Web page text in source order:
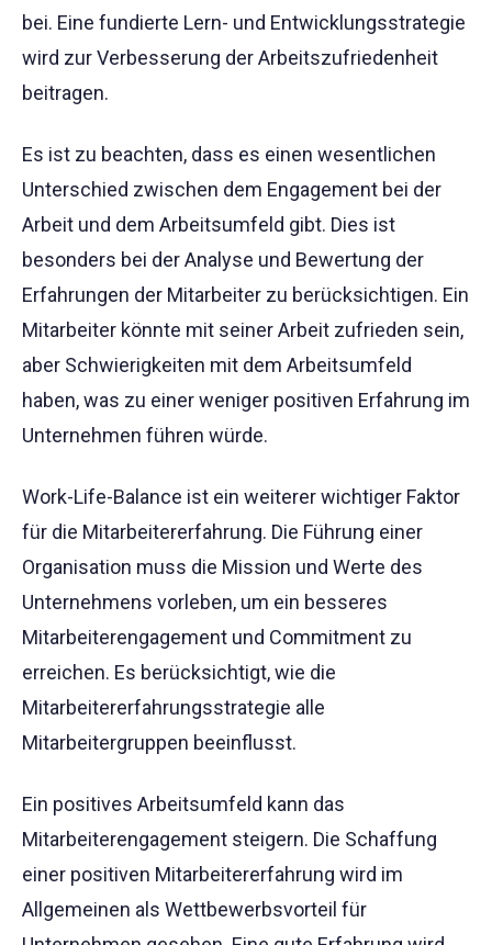
bei. Eine fundierte Lern- und Entwicklungsstrategie
wird zur Verbesserung der Arbeitszufriedenheit
beitragen.
Es ist zu beachten, dass es einen wesentlichen
Unterschied zwischen dem Engagement bei der
Arbeit und dem Arbeitsumfeld gibt. Dies ist
besonders bei der Analyse und Bewertung der
Erfahrungen der Mitarbeiter zu berücksichtigen. Ein
Mitarbeiter könnte mit seiner Arbeit zufrieden sein,
aber Schwierigkeiten mit dem Arbeitsumfeld
haben, was zu einer weniger positiven Erfahrung im
Unternehmen führen würde.
Work-Life-Balance ist ein weiterer wichtiger Faktor
für die Mitarbeitererfahrung. Die Führung einer
Organisation muss die Mission und Werte des
Unternehmens vorleben, um ein besseres
Mitarbeiterengagement und Commitment zu
erreichen. Es berücksichtigt, wie die
Mitarbeitererfahrungsstrategie alle
Mitarbeitergruppen beeinflusst.
Ein positives Arbeitsumfeld kann das
Mitarbeiterengagement steigern. Die Schaffung
einer positiven Mitarbeitererfahrung wird im
Allgemeinen als Wettbewerbsvorteil für